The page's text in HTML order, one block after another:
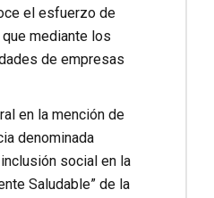
el esfuerzo de
mediante los
de empresas
en la mención de
denominada
social en la
Saludable” de la